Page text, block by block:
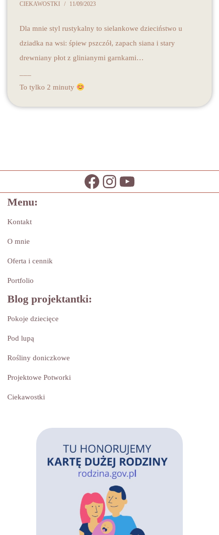
CIEKAWOSTKI 11/09/2023
Dla mnie styl rustykalny to sielankowe dzieciństwo u
dziadka na wsi: śpiew pszczół, zapach siana i stary
drewniany płot z glinianymi garnkami…
To tylko 2 minuty
Menu:
Kontakt
O mnie
Oferta i cennik
Portfolio
Blog projektantki:
Pokoje dziecięce
Pod lupą
Rośliny doniczkowe
Projektowe Potworki
Ciekawostki